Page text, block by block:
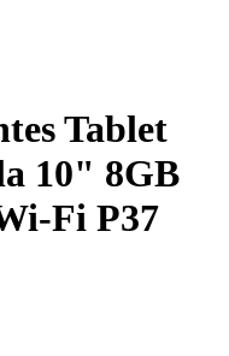
Tablet
10" 8GB
Fi P37